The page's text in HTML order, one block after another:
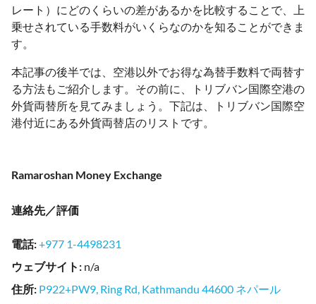
レート）にどのくらいの差があるかを比較することで、上
乗せされている手数料がいくらなのかを知ることができま
す。
本記事の後半では、空港以外でお得な為替手数料で両替す
る方法もご紹介します。その前に、トリブバン国際空港の
外貨両替所を見てみましょう。下記は、トリブバン国際空
港付近にある外貨両替店のリストです。
Ramaroshan Money Exchange
連絡先／評価
電話:+977 1-4498231
ウェブサイト : n/a
住所: P922+PW9, Ring Rd, Kathmandu 44600 ネパール